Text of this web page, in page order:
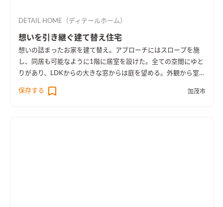
DETAIL HOME（ディテールホーム）
想いを引き継ぐ建て替え住宅
想いの詰まったお家を建て替え。アプローチにはスロープを施
し、同居も可能なように1階に居室を設けた。全ての空間にゆと
りがあり、LDKからの大きな窓からは庭を望める。外観から室内
保存する
加茂市